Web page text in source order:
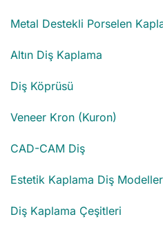
Metal Destekli Porselen
Altın Diş Kaplama
Diş Köprüsü
Veneer Kron (Kuron)
CAD-CAM Diş
Estetik Kaplama Diş
Diş Kaplama Çeşitleri